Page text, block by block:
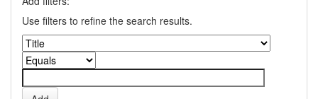
Use filters to refine the search results.